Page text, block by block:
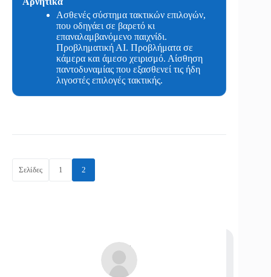
Ασθενές σύστημα τακτικών επιλογών,
που οδηγάει σε βαρετό κι
επαναλαμβανόμενο παιχνίδι.
Προβληματική ΑΙ. Προβλήματα σε
κάμερα και άμεσο χειρισμό. Αίσθηση
παντοδυναμίας που εξασθενεί τις ήδη
λιγοστές επιλογές τακτικής.
Σελίδες 1 2